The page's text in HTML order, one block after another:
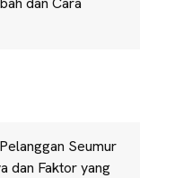
Seumur
dan Faktor yang